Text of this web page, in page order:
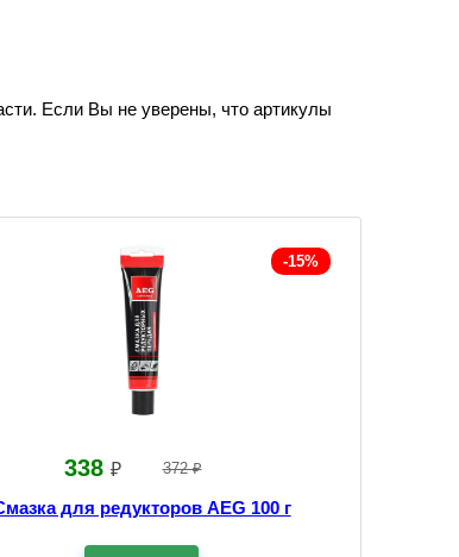
Если Вы не уверены, что артикулы
-15%
338 ₽ 372 ₽
для редукторов AEG 100 г